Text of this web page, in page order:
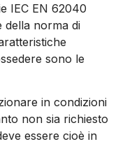
IEC EN 62040
della norma di
sono le
in condizioni
non sia richiesto
essere cioè in